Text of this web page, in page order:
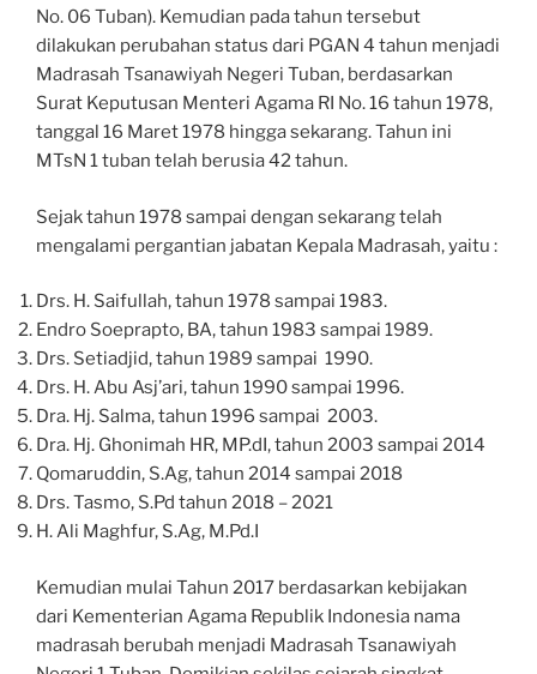
No. 06 Tuban). Kemudian pada tahun tersebut
dilakukan perubahan status dari PGAN 4 tahun menjadi
Madrasah Tsanawiyah Negeri Tuban, berdasarkan
Surat Keputusan Menteri Agama RI No. 16 tahun 1978,
tanggal 16 Maret 1978 hingga sekarang. Tahun ini
MTsN 1 tuban telah berusia 42 tahun.
Sejak tahun 1978 sampai dengan sekarang telah
mengalami pergantian jabatan Kepala Madrasah, yaitu :
Drs. H. Saifullah, tahun 1978 sampai 1983.
Endro Soeprapto, BA, tahun 1983 sampai 1989.
Drs. Setiadjid, tahun 1989 sampai 1990.
Drs. H. Abu Asj’ari, tahun 1990 sampai 1996.
Dra. Hj. Salma, tahun 1996 sampai 2003.
Dra. Hj. Ghonimah HR, MP.dI, tahun 2003 sampai 2014
Qomaruddin, S.Ag, tahun 2014 sampai 2018
Drs. Tasmo, S.Pd tahun 2018 – 2021
H. Ali Maghfur, S.Ag, M.Pd.I
Kemudian mulai Tahun 2017 berdasarkan kebijakan
dari Kementerian Agama Republik Indonesia nama
madrasah berubah menjadi Madrasah Tsanawiyah